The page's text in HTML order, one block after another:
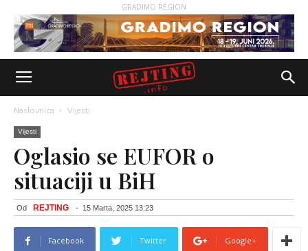
GRADIMO REGION
Naslovnica Vijesti
Vijesti
Oglasio se EUFOR o
situaciji u BiH
Od REJTING - 15 Marta, 2025 13:23
Facebook Twitter Google+